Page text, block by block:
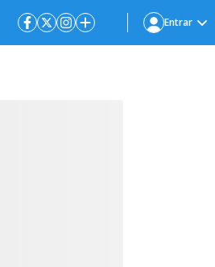
Entrar